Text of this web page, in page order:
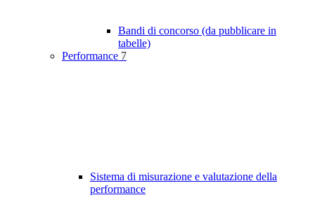
Bandi di concorso (da pubblicare in
tabelle)
Performance 7
Sistema di misurazione e valutazione della
performance